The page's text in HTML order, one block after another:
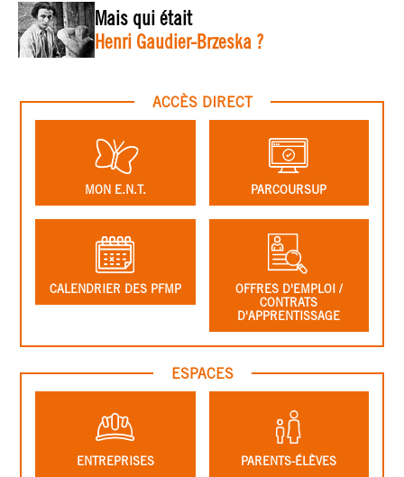
Mais qui était
Henri Gaudier-Brzeska ?
ACCÈS DIRECT
MON E.N.T. PARCOURSUP
CALENDRIER DES PFMP
OFFRES D'EMPLOI /
CONTRATS
D'APPRENTISSAGE
ESPACES
ENTREPRISES PARENTS-ÉLÈVES